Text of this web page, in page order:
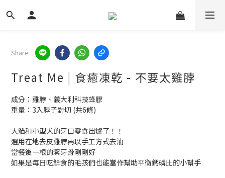
Share
Treat Me | 食癒凍乾 - 不要太雞脖
成分：雞脖、義大利科技蜂膠
重量：3入脖子對切 (共6條)
大貓和小型犬的牙口零食出爐了！！
選用在地去皮雞脖再以手工方式去油
當餐後一根的潔牙骨剛剛好
如果是每日吃鮮食的毛孩們也能當作幫助平衡鈣磷比的小幫手